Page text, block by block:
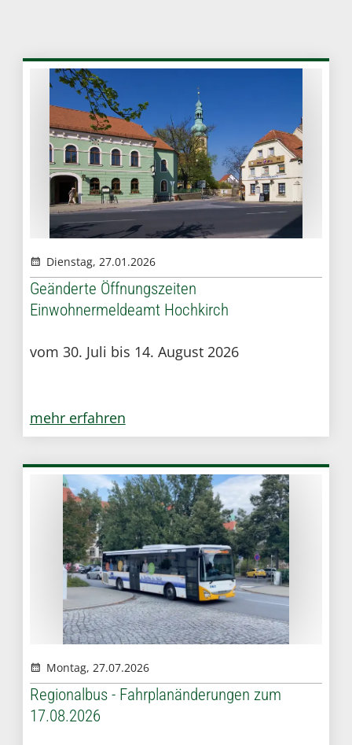
Dienstag, 27.01.2026
Geänderte Öffnungszeiten
Einwohnermeldeamt Hochkirch
vom 30. Juli bis 14. August 2026
mehr erfahren
Montag, 27.07.2026
Regionalbus - Fahrplanänderungen zum
17.08.2026